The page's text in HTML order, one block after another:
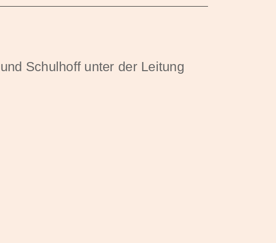
Schulhoff unter der Leitung